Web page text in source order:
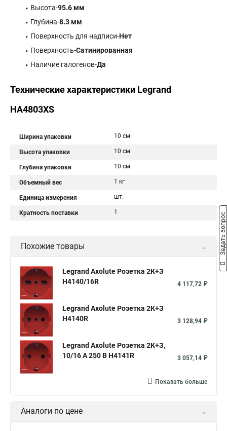
Высота-95.6 мм
Глубина-8.3 мм
Поверхность для надписи-Нет
Поверхность-Сатинированная
Наличие галогенов-Да
Технические характеристики Legrand
HA4803XS
Ширина упаковки 10 см
Высота упаковки 10 см
Глубина упаковки 10 см
Объемный вес 1 кг
Единица измерения шт.
Кратность поставки 1
Похожие товары
Legrand Axolute Розетка 2К+З
H4140/16R
4 117,72 ₽
Legrand Axolute Розетка 2К+З
H4140R
3 128,94 ₽
Legrand Axolute Розетка 2К+З,
10/16 А 250 В H4141R
3 057,14 ₽
Показать больше
Аналоги по цене
Задать вопрос